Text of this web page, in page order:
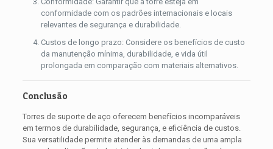
conformidade com os padrões internacionais e locais
relevantes de segurança e durabilidade.
Custos de longo prazo: Considere os benefícios de custo
da manutenção mínima, durabilidade, e vida útil
prolongada em comparação com materiais alternativos.
Conclusão
Torres de suporte de aço oferecem benefícios incomparáveis ​​
em termos de durabilidade, segurança, e eficiência de custos.
Sua versatilidade permite atender às demandas de uma ampla